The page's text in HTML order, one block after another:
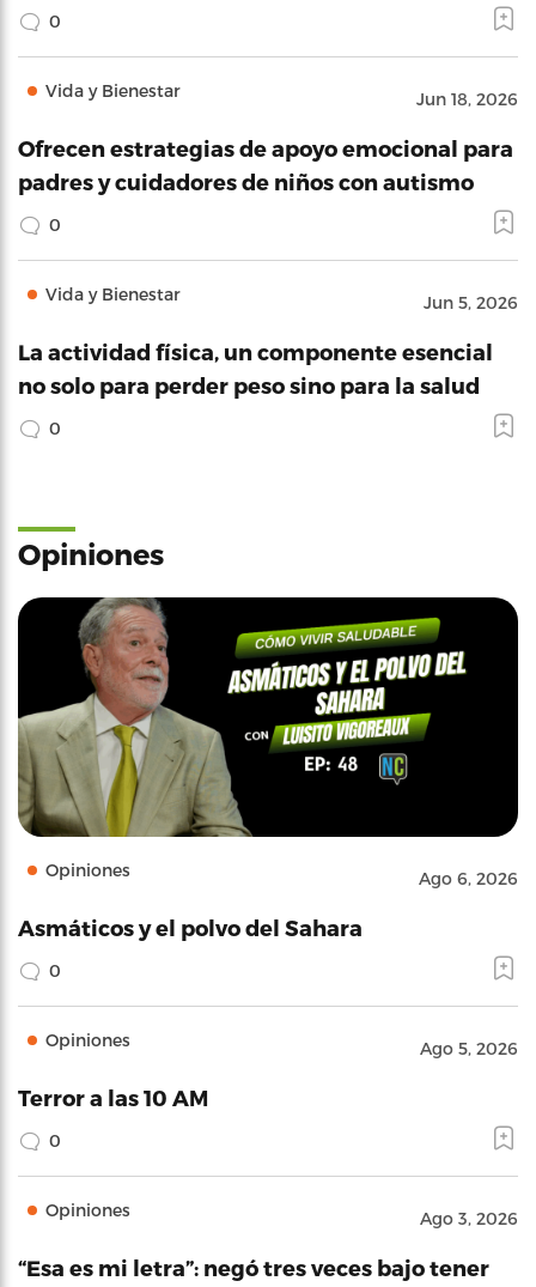
0
Vida y Bienestar Jun 18, 2026
Ofrecen estrategias de apoyo emocional para
padres y cuidadores de niños con autismo
0
Vida y Bienestar Jun 5, 2026
La actividad física, un componente esencial
no solo para perder peso sino para la salud
0
Opiniones
Opiniones Ago 6, 2026
Asmáticos y el polvo del Sahara
0
Opiniones Ago 5, 2026
Terror a las 10 AM
0
Opiniones Ago 3, 2026
“Esa es mi letra”: negó tres veces bajo tener